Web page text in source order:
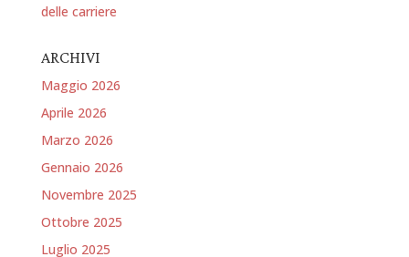
delle carriere
ARCHIVI
Maggio 2026
Aprile 2026
Marzo 2026
Gennaio 2026
Novembre 2025
Ottobre 2025
Luglio 2025